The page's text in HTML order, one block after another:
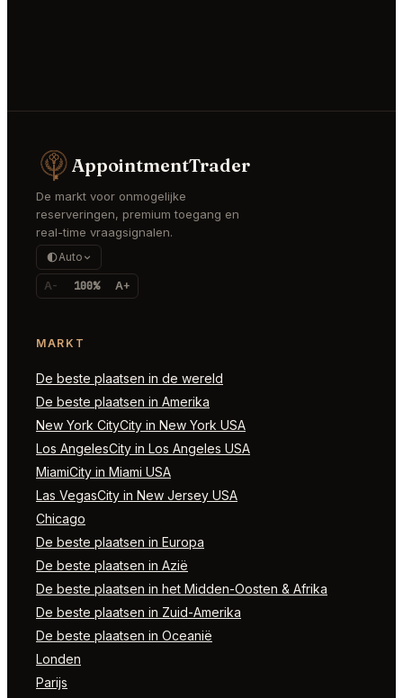
AppointmentTrader
De markt voor onmogelijke
reserveringen, premium toegang en
real-time vraagsignalen.
Auto
A- 100% A+
MARKT
De beste plaatsen in de wereld
De beste plaatsen in Amerika
New York CityCity in New York USA
Los AngelesCity in Los Angeles USA
MiamiCity in Miami USA
Las VegasCity in New Jersey USA
Chicago
De beste plaatsen in Europa
De beste plaatsen in Azië
De beste plaatsen in het Midden-Oosten & Afrika
De beste plaatsen in Zuid-Amerika
De beste plaatsen in Oceanië
Londen
Parijs